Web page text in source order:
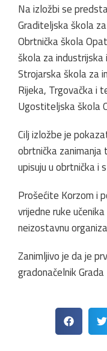
Na izložbi se
Graditeljska škola
Obrtnička škola
škola za industrijska
Strojarska škola za
Rijeka, Trgovačka i
Ugostiteljska škola
Cilj izložbe je
obrtnička
upisuju u obrtnička i
Prošećite Korzom i
vrijedne ruke
neizostavnu
Zanimljivo je da je
gradonačelnik Grada